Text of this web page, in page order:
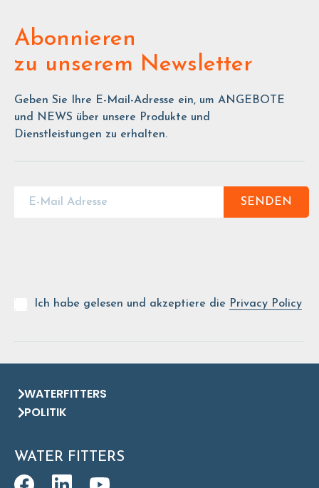
Abonnieren
zu unserem Newsletter
Geben Sie Ihre E-Mail-Adresse ein, um ANGEBOTE
und NEWS über unsere Produkte und
Dienstleistungen zu erhalten.
SENDEN
Ich habe gelesen und akzeptiere die Privacy Policy
WATERFITTERS
POLITIK
WATER FITTERS